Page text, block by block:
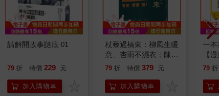
請解開故事謎底 01
79 折 特價 229 元
加入購物車
杖藜過橋東：柳風生暖
意、杏雨不濕衣；陳亮
恭談以心轉境的適齡漫
79 折 特價 379 元
加入購物車
一
【
行
「
79 折